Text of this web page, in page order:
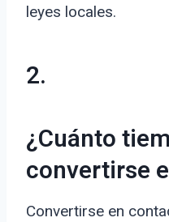
leyes locales.
2.
¿Cuánto
convertirse
Convertirse en